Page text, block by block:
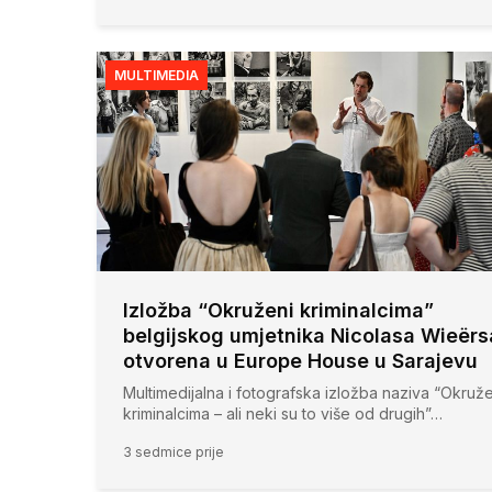
MULTIMEDIA
Izložba “Okruženi kriminalcima”
belgijskog umjetnika Nicolasa
otvorena u Europe House u Sarajevu
Multimedijalna i fotografska izložba naziva
kriminalcima – ali neki su to više od drugih”…
3 sedmice prije